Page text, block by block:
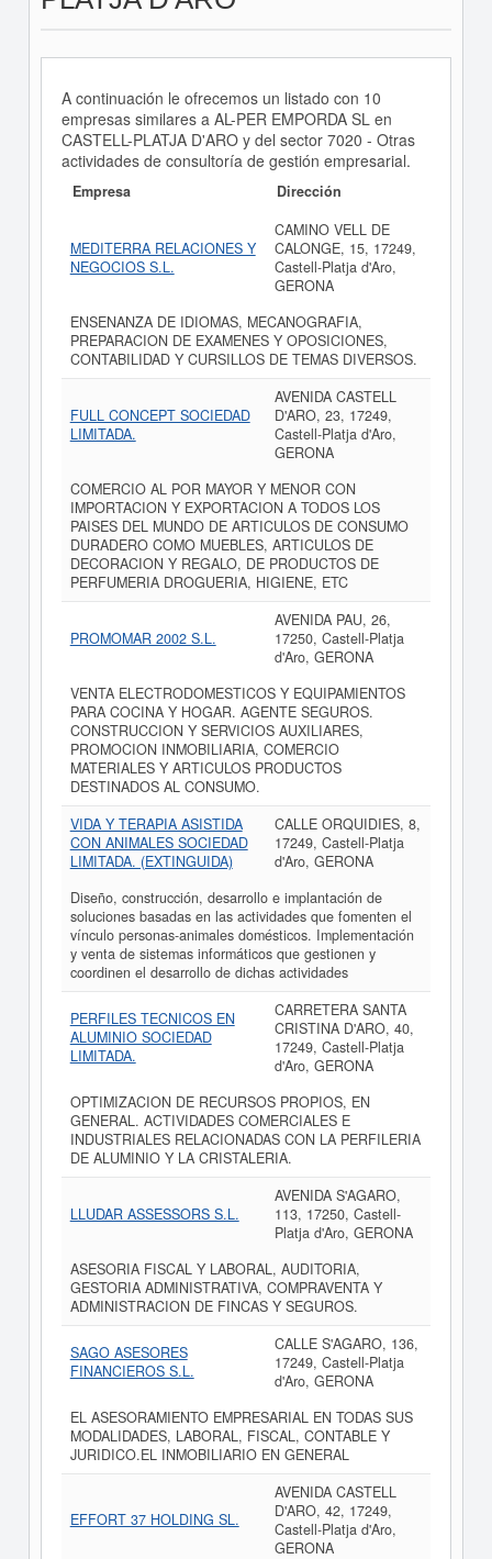
A continuación le ofrecemos un listado con 10
empresas similares a AL-PER EMPORDA SL en
CASTELL-PLATJA D'ARO y del sector 7020 - Otras
actividades de consultoría de gestión empresarial.
Empresa Dirección
MEDITERRA RELACIONES Y
NEGOCIOS S.L.
CAMINO VELL DE
CALONGE, 15, 17249,
Castell-Platja d'Aro,
GERONA
ENSENANZA DE IDIOMAS, MECANOGRAFIA,
PREPARACION DE EXAMENES Y OPOSICIONES,
CONTABILIDAD Y CURSILLOS DE TEMAS DIVERSOS.
FULL CONCEPT SOCIEDAD
LIMITADA.
AVENIDA CASTELL
D'ARO, 23, 17249,
Castell-Platja d'Aro,
GERONA
COMERCIO AL POR MAYOR Y MENOR CON
IMPORTACION Y EXPORTACION A TODOS LOS
PAISES DEL MUNDO DE ARTICULOS DE CONSUMO
DURADERO COMO MUEBLES, ARTICULOS DE
DECORACION Y REGALO, DE PRODUCTOS DE
PERFUMERIA DROGUERIA, HIGIENE, ETC
PROMOMAR 2002 S.L.
AVENIDA PAU, 26,
17250, Castell-Platja
d'Aro, GERONA
VENTA ELECTRODOMESTICOS Y EQUIPAMIENTOS
PARA COCINA Y HOGAR. AGENTE SEGUROS.
CONSTRUCCION Y SERVICIOS AUXILIARES,
PROMOCION INMOBILIARIA, COMERCIO
MATERIALES Y ARTICULOS PRODUCTOS
DESTINADOS AL CONSUMO.
VIDA Y TERAPIA ASISTIDA
CON ANIMALES SOCIEDAD
LIMITADA. (EXTINGUIDA)
CALLE ORQUIDIES, 8,
17249, Castell-Platja
d'Aro, GERONA
Diseño, construcción, desarrollo e implantación de
soluciones basadas en las actividades que fomenten el
vínculo personas-animales domésticos. Implementación
y venta de sistemas informáticos que gestionen y
coordinen el desarrollo de dichas actividades
PERFILES TECNICOS EN
ALUMINIO SOCIEDAD
LIMITADA.
CARRETERA SANTA
CRISTINA D'ARO, 40,
17249, Castell-Platja
d'Aro, GERONA
OPTIMIZACION DE RECURSOS PROPIOS, EN
GENERAL. ACTIVIDADES COMERCIALES E
INDUSTRIALES RELACIONADAS CON LA PERFILERIA
DE ALUMINIO Y LA CRISTALERIA.
LLUDAR ASSESSORS S.L.
AVENIDA S'AGARO,
113, 17250, Castell-
Platja d'Aro, GERONA
ASESORIA FISCAL Y LABORAL, AUDITORIA,
GESTORIA ADMINISTRATIVA, COMPRAVENTA Y
ADMINISTRACION DE FINCAS Y SEGUROS.
SAGO ASESORES
FINANCIEROS S.L.
CALLE S'AGARO, 136,
17249, Castell-Platja
d'Aro, GERONA
EL ASESORAMIENTO EMPRESARIAL EN TODAS SUS
MODALIDADES, LABORAL, FISCAL, CONTABLE Y
JURIDICO.EL INMOBILIARIO EN GENERAL
EFFORT 37 HOLDING SL.
AVENIDA CASTELL
D'ARO, 42, 17249,
Castell-Platja d'Aro,
GERONA